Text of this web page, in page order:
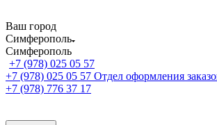
Ваш город
Симферополь
Симферополь
+7 (978) 025 05 57
+7 (978) 025 05 57 Отдел оформления
+7 (978) 776 37 17